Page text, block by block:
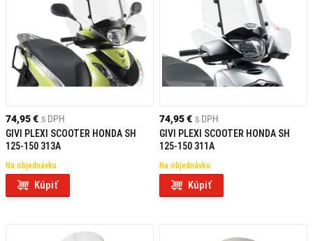
74,95 € s DPH
GIVI PLEXI SCOOTER HONDA SH
125-150 313A
Na objednávku
Kúpiť
74,95 € s DPH
GIVI PLEXI SCOOTER HONDA SH
125-150 311A
Na objednávku
Kúpiť